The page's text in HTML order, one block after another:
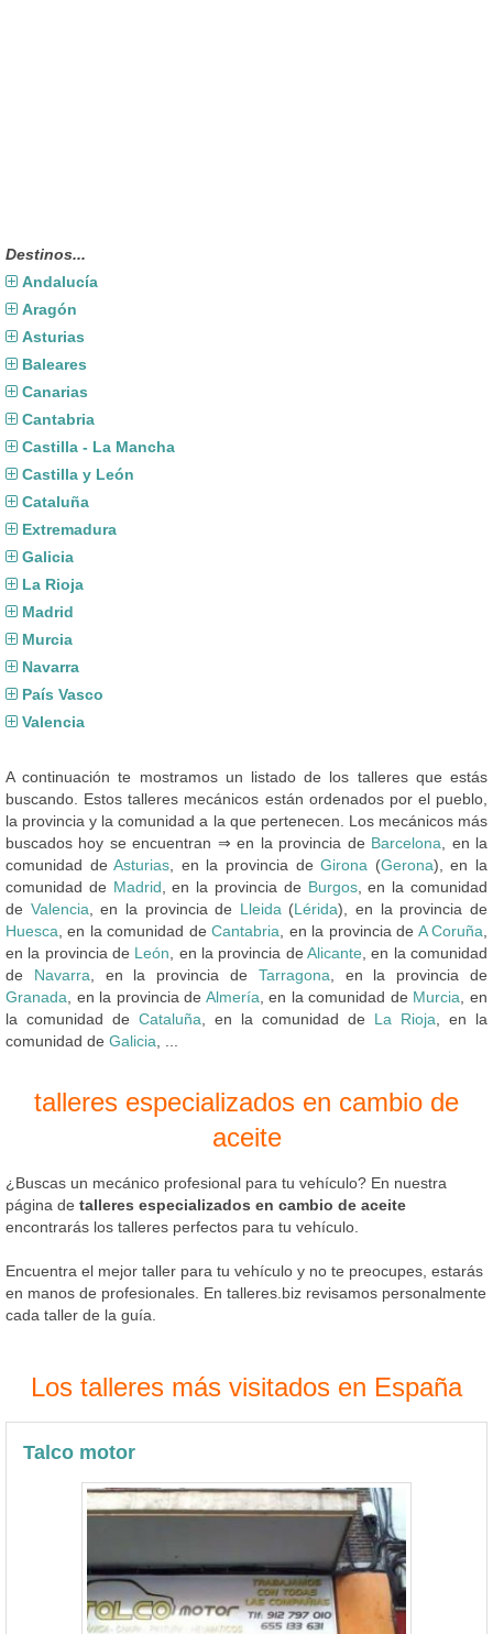
Destinos...
Andalucía
Aragón
Asturias
Baleares
Canarias
Cantabria
Castilla - La Mancha
Castilla y León
Cataluña
Extremadura
Galicia
La Rioja
Madrid
Murcia
Navarra
País Vasco
Valencia
A continuación te mostramos un listado de los talleres que estás
buscando. Estos talleres mecánicos están ordenados por el pueblo,
la provincia y la comunidad a la que pertenecen. Los mecánicos más
buscados hoy se encuentran ⇒ en la provincia de Barcelona , en la
comunidad deAsturias , en la provincia deGirona (Gerona), en la
comunidad de Madrid , en la provincia de Burgos, en la comunidad
de Valencia , en la provincia de Lleida (Lérida), en la provincia de
Huesca , en la comunidad deCantabria , en la provincia de A Coruña
en la provincia de León , en la provincia deAlicante , en la comunidad
de Navarra , en la provincia de Tarragona , en la provincia de
Granada , en la provincia de Almería , en la comunidad de Murcia , en
la comunidad de Cataluña , en la comunidad de La Rioja , en la
comunidad de Galicia
talleres especializados en cambio de
aceite
¿Buscas un mecánico profesional para tu vehículo? En nuestra
página de talleres especializados en cambio de aceite
encontrarás los talleres perfectos para tu vehículo.
Encuentra el mejor taller para tu vehículo y no te preocupes, estarás
en manos de profesionales. En talleres.biz revisamos personalmente
cada taller de la guía.
Los talleres más visitados en España
Talco motor